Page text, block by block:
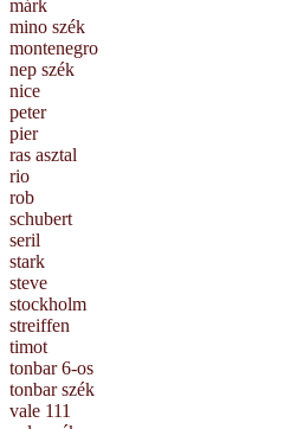
márk
mino szék
montenegro
nep szék
nice
peter
pier
ras asztal
rio
rob
schubert
seril
stark
steve
stockholm
streiffen
timot
tonbar 6-os
tonbar szék
vale 111